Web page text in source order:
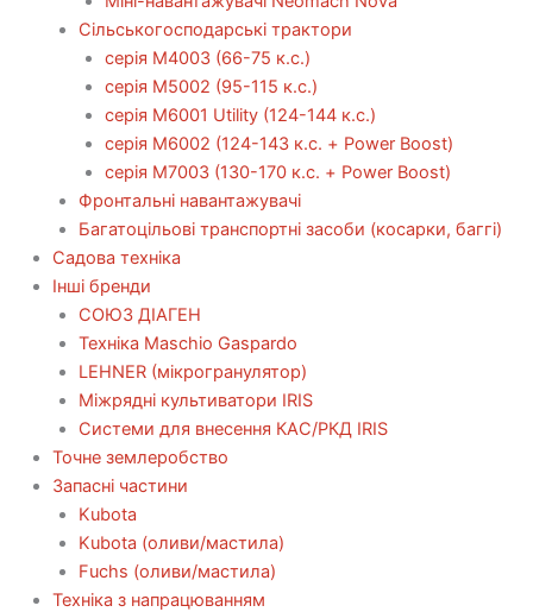
Сільськогосподарські трактори
серія М4003 (66-75 к.с.)
серія М5002 (95-115 к.с.)
серія M6001 Utility (124-144 к.с.)
серія М6002 (124-143 к.с. + Power Boost)
серія М7003 (130-170 к.с. + Power Boost)
Фронтальні навантажувачі
Багатоцільові транспортні засоби (косарки, баггі)
Садова техніка
Інші бренди
СОЮЗ ДІАГЕН
Техніка Maschio Gaspardo
LEHNER (мікрогранулятор)
Міжрядні культиватори IRIS
Системи для внесення КАС/РКД IRIS
Точне землеробство
Запасні частини
Kubota
Kubota (оливи/мастила)
Fuchs (оливи/мастила)
Техніка з напрацюванням